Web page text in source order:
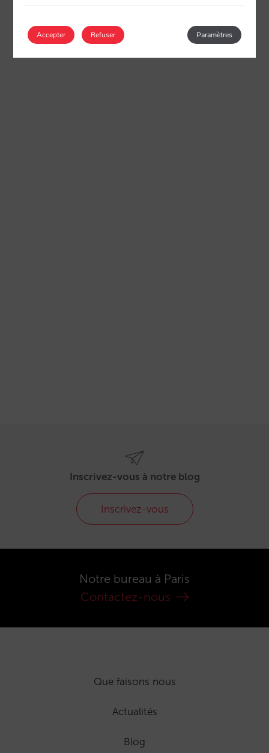
Inscrivez-vous à notre blog
Inscrivez-vous
Notre bureau à Paris
Contactez-nous
Que faisons nous
Actualités
Blog
Accepter Paramètres
Refuser